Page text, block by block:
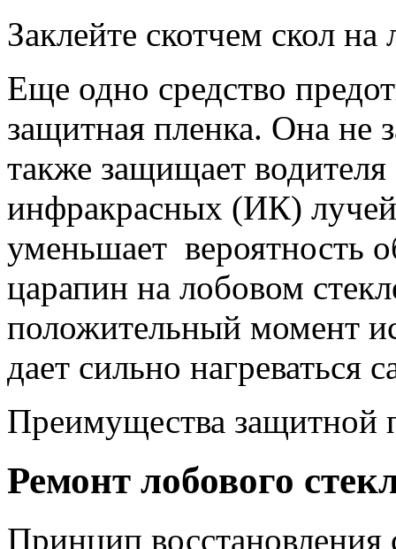
Заклейте скотчем скол на
Еще одно средство
защитная пленка. Она не
также защищает
инфракрасных (ИК)
уменьшает вероятность
царапин на лобовом
положительный момент
дает сильно нагреваться
Преимущества защитной
Ремонт лобового
Принцип восстановления